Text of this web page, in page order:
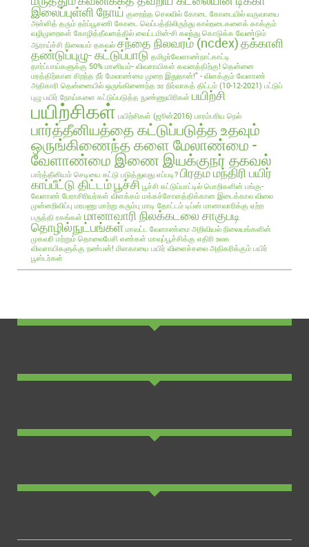
இலைப்புள்ளி நோய் குறைந்த செலவில் கோடை கோடையில் வருவாயை
அள்ளித் தரும் தர்ப்பூசணி கோடை வெப்பத்திலிருந்து கால்நடைகளைக் காக்கும்
வழிமுறைகள் கோழித்தீவனத்தில் வைட்டமின்-சி கலந்து கொடுக்க வேண்டும்
ஆராய்ச்சி நிலையம் தகவல் சந்தை நிலவரம் (ncdex)தக்காளி
தண்டுப்புழு- கட்டுப்பாடு தமிழர்வேளாண்நாட்காட்டி
தார்ப்பாய்களுக்கு 50% மானியம்- விவசாயிகள் கவனத்திற்கு! தென்னை
மரத்திற்கான சிறந்த நீர் மேலாண்மை முறை இதுதான்!" - விளக்கும் வேளாண்
அதிகாரி தென்னையில் ஒருங்கிணைந்த உர நிர்வாகத் திட்டம் (10-12-2021) பட்டுப்
புழு பயிர் நோய்களை கட்டுப்படுத்த நுண்ணுயிரிகள் பயிற்சி
பயிற்சிகள் பயிற்சிகள் (ஜூன்2016) பாரம்பரிய நெல்
பார்த்தீனியத்தை கட்டுப்படுத்த உதவும்
ஒருங்கிணைந்த களை மேலாண்மை -
வேளாண்மை இணை இயக்குநர் தகவல்
பார்த்தீனியம் செடியை கட்டு படுத்துவது எப்படி? பிரதம மந்திரி பயிர்
காப்பீட்டு திட்டம்பூச்சி பூச்சி கட்டுப்பாட்டில் பொறிகளின் பங்கு-
வேளாண் பேராசிரியர்கள் விளக்கம் மக்கச்சோளத்திக்கான இடைக்கால விலை
முன்னறிவிப்பு மரபணு மாற்று கரும்பு மாடி தோட்டம் டிப்ஸ் மானாவாரிக்கு ஏற்ற
பருத்தி ரகங்கள் மானாவாரி நிலக்கடலை சாகுபடி
தொழில்நுட்பங்கள் மாவட்ட வேளாண்மை அறிவியல் நிலையங்களின்
முகவரி மற்றும் தொலைபேசி எண்கள் மாவுப்பூச்சிக்கு எதிரி உலக
விவசாயிகளுக்கு நண்பன்! மிளகாயை பயிர் விளைச்சலை அதிகரிக்கும் பயிர்
பூஸ்டர்கள்